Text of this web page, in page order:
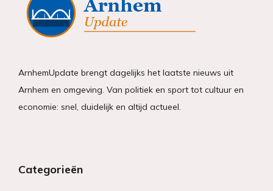
ArnhemUpdate brengt dagelijks het laatste nieuws uit
Arnhem en omgeving. Van politiek en sport tot cultuur en
economie: snel, duidelijk en altijd actueel.
Categorieën